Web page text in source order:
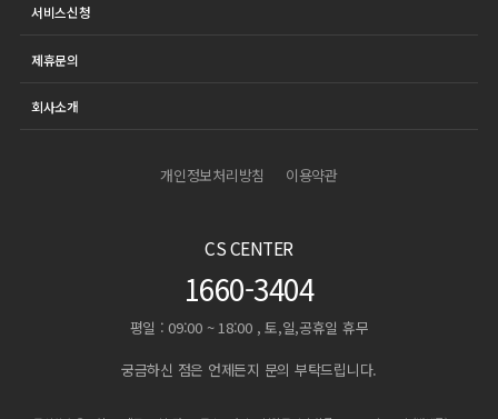
서비스신청
제휴문의
회사소개
개인정보처리방침 이용약관
CS CENTER
1660-3404
평일 : 09:00 ~ 18:00 , 토,일,공휴일 휴무
궁금하신 점은 언제든지 문의 부탁드립니다.